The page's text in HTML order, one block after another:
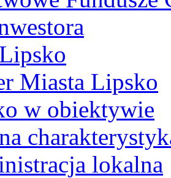
Miasta Lipsko
w obiektywie
lokalna